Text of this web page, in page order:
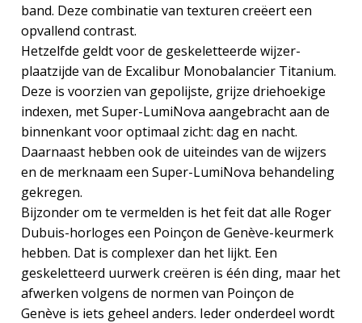
band. Deze combinatie van texturen creëert een
opvallend contrast.
Hetzelfde geldt voor de geskeletteerde wijzer­
plaatzijde van de Excalibur Monobalancier Titanium.
Deze is voorzien van gepolijste, grijze driehoekige
indexen, met Super-LumiNova aangebracht aan de
binnenkant voor optimaal zicht: dag en nacht.
Daarnaast hebben ook de uiteindes van de wijzers
en de merknaam een Super-LumiNova behandeling
gekregen.
Bijzonder om te vermelden is het feit dat alle Roger
Dubuis-horloges een Poinçon de Genève-keurmerk
hebben. Dat is complexer dan het lijkt. Een
geskeletteerd uurwerk ­creëren is één ding, maar het
afwerken volgens de normen van Poinçon de
Genève is iets geheel anders. Ieder onderdeel wordt